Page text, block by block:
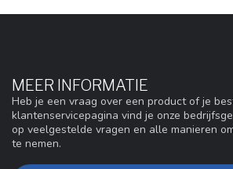
MEER INFORMATIE
Heb je een vraag over een product of je
klantenservicepagina vind je onze
op veelgestelde vragen en alle manieren
te nemen.